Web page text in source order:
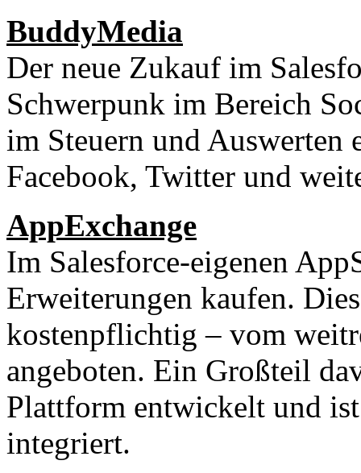
BuddyMedia
Der neue Zukauf im
Schwerpunk im Bereich
im Steuern und Auswerten
Facebook, Twitter und
AppExchange
Im Salesforce-eigenen
Erweiterungen kaufen.
kostenpflichtig – vom
angeboten. Ein Großteil
Plattform entwickelt und
integriert.